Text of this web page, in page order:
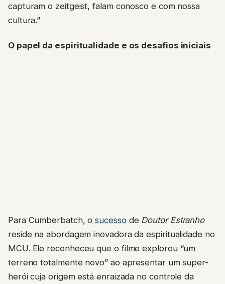
capturam o zeitgeist, falam conosco e com nossa
cultura.”
O papel da espiritualidade e os desafios iniciais
Para Cumberbatch, o sucessode Doutor Estranho
reside na abordagem inovadora da espiritualidade no
MCU. Ele reconheceu que o filme explorou “um
terreno totalmente novo” ao apresentar um super-
herói cuja origem está enraizada no controle da